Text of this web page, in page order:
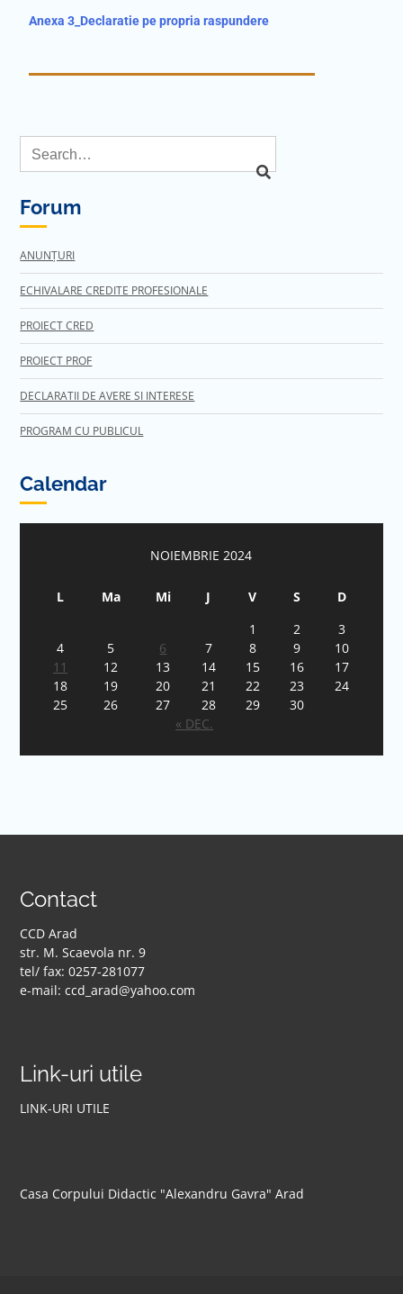
Anexa 3_Declaratie pe propria raspundere
Forum
ANUNȚURI
ECHIVALARE CREDITE PROFESIONALE
PROIECT CRED
PROIECT PROF
DECLARATII DE AVERE SI INTERESE
PROGRAM CU PUBLICUL
Calendar
NOIEMBRIE 2024
L Ma Mi J V S
D
1
2
3
4
5 6 7 8 9
10
11
12 13 14 15 16
17
18
19 20 21 22 23
24
25
26 27 28 29
30
« DEC.
Contact
CCD Arad
str. M. Scaevola nr. 9
tel/ fax: 0257-281077
e-mail: ccd_arad@yahoo.com
Link-uri utile
LINK-URI UTILE
Casa Corpului Didactic "Alexandru Gavra" Arad